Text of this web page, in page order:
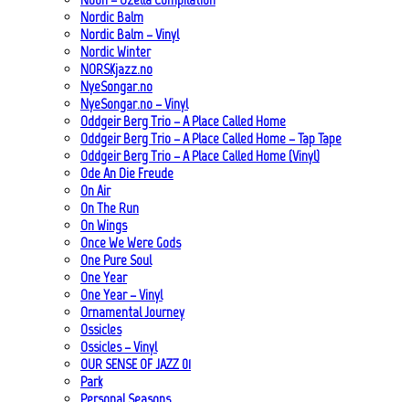
Nordic Balm
Nordic Balm – Vinyl
Nordic Winter
NORSKjazz.no
NyeSongar.no
NyeSongar.no – Vinyl
Oddgeir Berg Trio – A Place Called Home
Oddgeir Berg Trio – A Place Called Home – Tap Tape
Oddgeir Berg Trio – A Place Called Home (Vinyl)
Ode An Die Freude
On Air
On The Run
On Wings
Once We Were Gods
One Pure Soul
One Year
One Year – Vinyl
Ornamental Journey
Ossicles
Ossicles – Vinyl
OUR SENSE OF JAZZ_01
Park